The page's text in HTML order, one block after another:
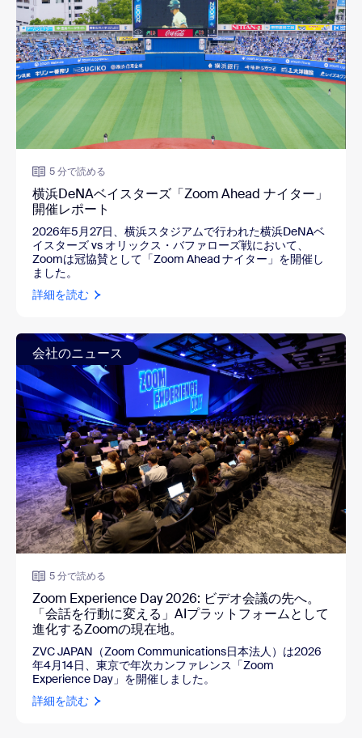
5 分で読める
横浜DeNAベイスターズ「Zoom Ahead ナイター」
開催レポート
2026年5月27日、横浜スタジアムで行われた横浜DeNAベ
イスターズ vs オリックス・バファローズ戦において、
Zoomは冠協賛として「Zoom Ahead ナイター」を開催し
ました。
詳細を読む
会社のニュース
5 分で読める
Zoom Experience Day 2026: ビデオ会議の先へ。
「会話を行動に変える」AIプラットフォームとして
進化するZoomの現在地。
ZVC JAPAN（Zoom Communications日本法人）は2026
年4月14日、東京で年次カンファレンス「Zoom
Experience Day」を開催しました。
詳細を読む